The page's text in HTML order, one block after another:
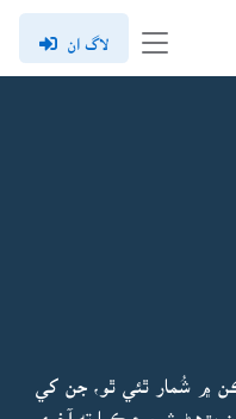
لاگ ان
۾ شُمار ٿئي ٿو، جن کي
پڙهڻ شروع ڪبا ته آخري